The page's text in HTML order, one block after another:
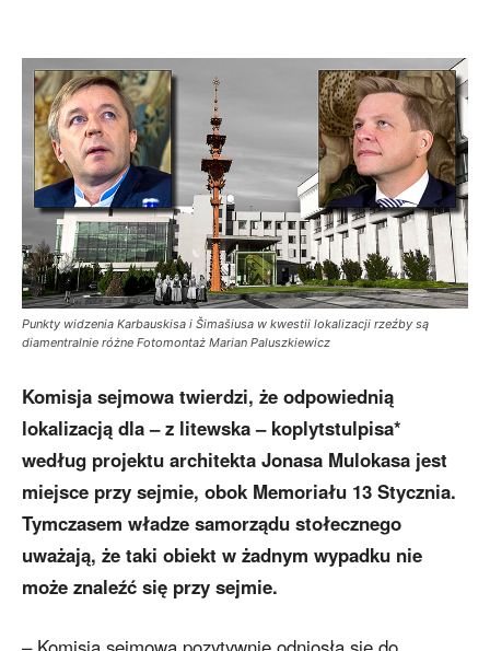
Punkty widzenia Karbauskisa i Šimašiusa w kwestii lokalizacji rzeźby są
diamentralnie różne Fotomontaż Marian Paluszkiewicz
Komisja sejmowa twierdzi, że odpowiednią
lokalizacją dla – z litewska – koplytstulpisa*
według projektu architekta Jonasa Mulokasa jest
miejsce przy sejmie, obok Memoriału 13 Stycznia.
Tymczasem władze samorządu stołecznego
uważają, że taki obiekt w żadnym wypadku nie
może znaleźć się przy sejmie.